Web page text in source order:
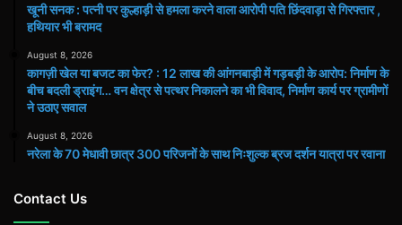
खूनी सनक : पत्नी पर कुल्हाड़ी से हमला करने वाला आरोपी पति छिंदवाड़ा से गिरफ्तार ,
हथियार भी बरामद
August 8, 2026
कागज़ी खेल या बजट का फेर? : 12 लाख की आंगनबाड़ी में गड़बड़ी के आरोप: निर्माण के
बीच बदली ड्राइंग… वन क्षेत्र से पत्थर निकालने का भी विवाद, निर्माण कार्य पर ग्रामीणों
ने उठाए सवाल
August 8, 2026
नरेला के 70 मेधावी छात्र 300 परिजनों के साथ निःशुल्क ब्रज दर्शन यात्रा पर रवाना
Contact Us